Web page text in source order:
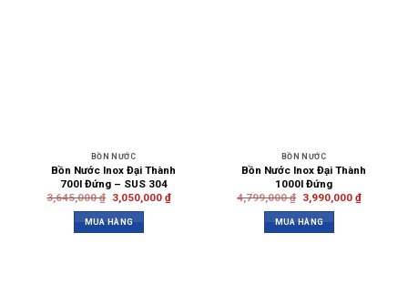
BỒN NƯỚC
Bồn Nước Inox Đại Thành
700l Đứng – SUS 304
3,645,000₫ 3,050,000 ₫
MUA HÀNG
BỒN NƯỚC
Bồn Nước Inox Đại Thành
1000l Đứng
4,799,000₫ 3,990,000 ₫
MUA HÀNG